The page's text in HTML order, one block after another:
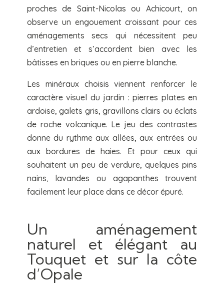
proches de Saint-Nicolas ou Achicourt, on
observe un engouement croissant pour ces
aménagements secs qui nécessitent peu
d’entretien et s’accordent bien avec les
bâtisses en briques ou en pierre blanche.
Les minéraux choisis viennent renforcer le
caractère visuel du jardin : pierres plates en
ardoise, galets gris, gravillons clairs ou éclats
de roche volcanique. Le jeu des contrastes
donne du rythme aux allées, aux entrées ou
aux bordures de haies. Et pour ceux qui
souhaitent un peu de verdure, quelques pins
nains, lavandes ou agapanthes trouvent
facilement leur place dans ce décor épuré.
Un aménagement
naturel et élégant au
Touquet et sur la côte
d’Opale